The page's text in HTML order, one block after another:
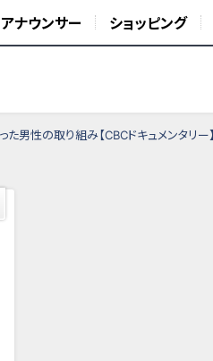
アナウンサー ショッピング
性の取り組み【CBCドキュメンタリー】